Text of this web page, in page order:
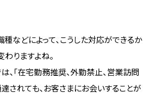
種などによって、こうした対応ができるか
わりますよね。
、「在宅勤務推奨、外勤禁止、営業訪問
されても、お客さまにお会いすることが